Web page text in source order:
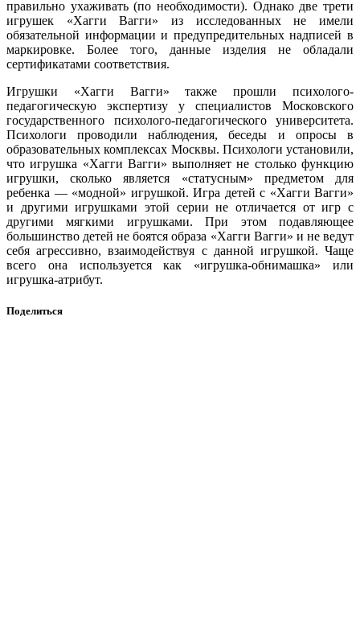
правильно ухаживать (по необходимости). Однако две трети
игрушек «Хагги Вагги» из исследованных не имели
обязательной информации и предупредительных надписей в
маркировке. Более того, данные изделия не обладали
сертификатами соответствия.
Игрушки «Хагги Вагги» также прошли психолого-
педагогическую экспертизу у специалистов Московского
государственного психолого-педагогического университета.
Психологи проводили наблюдения, беседы и опросы в
образовательных комплексах Москвы. Психологи установили,
что игрушка «Хагги Вагги» выполняет не столько функцию
игрушки, сколько является «статусным» предметом для
ребенка — «модной» игрушкой. Игра детей с «Хагги Вагги»
и другими игрушками этой серии не отличается от игр с
другими мягкими игрушками. При этом подавляющее
большинство детей не боятся образа «Хагги Вагги» и не ведут
себя агрессивно, взаимодействуя с данной игрушкой. Чаще
всего она используется как «игрушка-обнимашка» или
игрушка-атрибут.
Поделиться